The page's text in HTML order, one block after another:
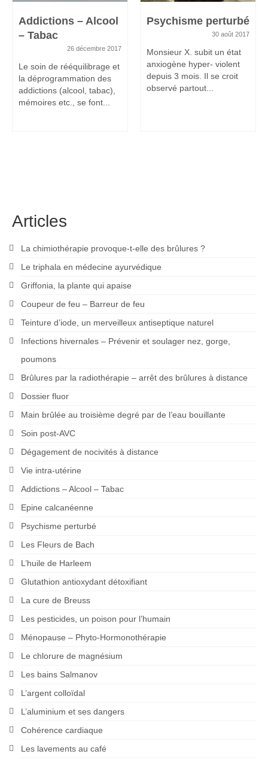
Addictions – Alcool
– Tabac
26 décembre 2017
Le soin de rééquilibrage et
la déprogrammation des
addictions (alcool, tabac),
mémoires etc., se font...
Psychisme perturbé
30 août 2017
Monsieur X. subit un état
anxiogène hyper- violent
depuis 3 mois. Il se croit
observé partout...
Articles
La chimiothérapie provoque-t-elle des brûlures ?
Le triphala en médecine ayurvédique
Griffonia, la plante qui apaise
Coupeur de feu – Barreur de feu
Teinture d’iode, un merveilleux antiseptique naturel
Infections hivernales – Prévenir et soulager nez, gorge,
poumons
Brûlures par la radiothérapie – arrêt des brûlures à distance
Dossier fluor
Main brûlée au troisième degré par de l’eau bouillante
Soin post-AVC
Dégagement de nocivités à distance
Vie intra-utérine
Addictions – Alcool – Tabac
Epine calcanéenne
Psychisme perturbé
Les Fleurs de Bach
L’huile de Harleem
Glutathion antioxydant détoxifiant
La cure de Breuss
Les pesticides, un poison pour l’humain
Ménopause – Phyto-Hormonothérapie
Le chlorure de magnésium
Les bains Salmanov
L’argent colloïdal
L’aluminium et ses dangers
Cohérence cardiaque
Les lavements au café